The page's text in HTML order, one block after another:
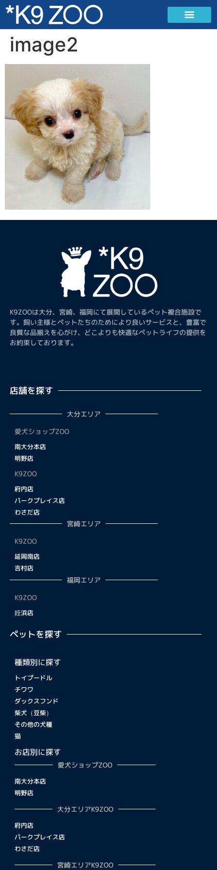
image2
K9ZOOは大分、宮崎、福岡にて展開しているペット複合施設で
す。飼い主様とペットたちのためにより良いサービスと、豊富で
良質な品揃えを心がけ、どこよりも快適なペットライフの提供を
お約束しております。
店舗を探す
大分エリア
愛犬ショップZOO
南大分本店
明野店
K9ZOO
府内店
パークプレイス店
わさだ店
宮崎エリア
K9ZOO
延岡南店
吉村店
福岡エリア
K9ZOO
姪浜店
ペットを探す
種類別に探す
トイプードル
チワワ
ダックスフンド
柴犬（豆柴）
その他の犬種
猫
お店別に探す
愛犬ショップZOO
南大分本店
明野店
大分エリアK9ZOO
府内店
パークプレイス店
わさだ店
宮崎エリアK9ZOO